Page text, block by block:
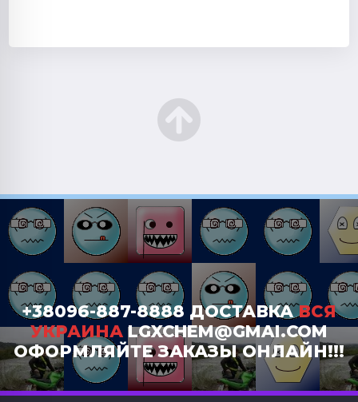
+38096-887-8888 ДОСТАВКАВСЯ
УКРАИНА LGXCHEM@GMAI.COM
ОФОРМЛЯЙТЕ ЗАКАЗЫ ОНЛАЙН!!!